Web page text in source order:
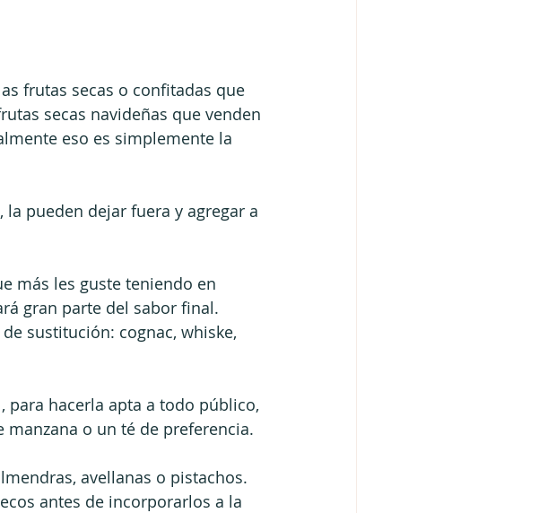
frutas secas o confitadas que
secas navideñas que venden
eso es simplemente la
pueden dejar fuera y agregar a
más les guste teniendo en
gran parte del sabor final.
sustitución: cognac, whiske,
para hacerla apta a todo público,
o un té de preferencia.
avellanas o pistachos.
antes de incorporarlos a la